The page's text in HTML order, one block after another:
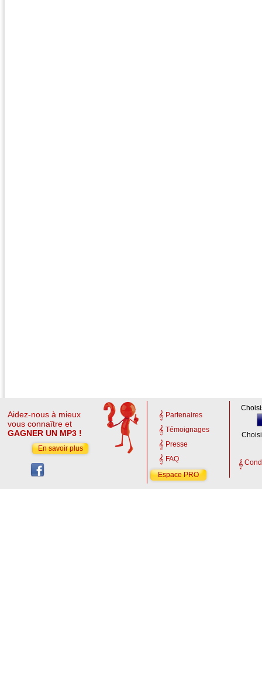
Aidez-nous à mieux
vous connaître et
GAGNER UN MP3 !
En savoir plus
Partenaires
Témoignages
Presse
FAQ
Espace PRO